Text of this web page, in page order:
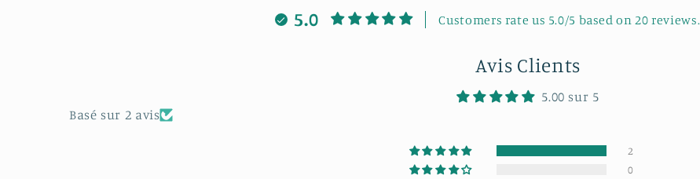
5.0 Customers rate us 5.0/5 based on 20 reviews.
Avis Clients
5.00 sur 5
Basé sur 2 avis
2
0